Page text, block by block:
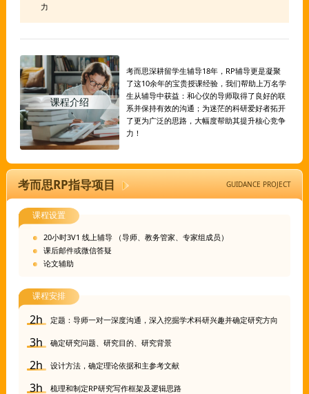
力
课程介绍
考而思深耕留学生辅导18年，RP辅导更是凝聚
了这10余年的宝贵授课经验，我们帮助上万名学
生从辅导中获益：和心仪的导师取得了良好的联
系并保持有效的沟通；为迷茫的科研爱好者拓开
了更为广泛的思路，大幅度帮助其提升核心竞争
力！
考而思RP指导项目 GUIDANCE PROJECT
课程设置
20小时3V1 线上辅导 （导师、教务管家、专家组成员）
课后邮件或微信答疑
论文辅助
课程安排
定题：导师一对一深度沟通，深入挖掘学术科研兴趣并确定研究方向
确定研究问题、研究目的、研究背景
设计方法，确定理论依据和主参考文献
梳理和制定RP研究写作框架及逻辑思路